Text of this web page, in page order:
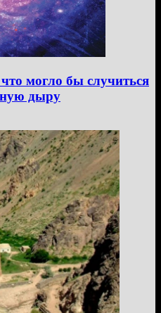
могло бы случиться
дыру